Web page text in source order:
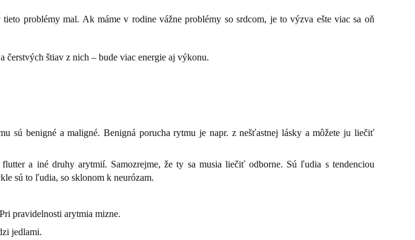
problémy mal. Ak máme v rodine vážne problémy so srdcom, je to výzva ešte viac sa oň
štiav z nich – bude viac energie aj výkonu.
sú benigné a maligné. Benigná porucha rytmu je napr. z nešťastnej lásky a môžete ju liečiť
a iné druhy arytmií. Samozrejme, že ty sa musia liečiť odborne. Sú ľudia s tendenciou
sú to ľudia, so sklonom k neurózam.
pravidelnosti arytmia mizne.
jedlami.